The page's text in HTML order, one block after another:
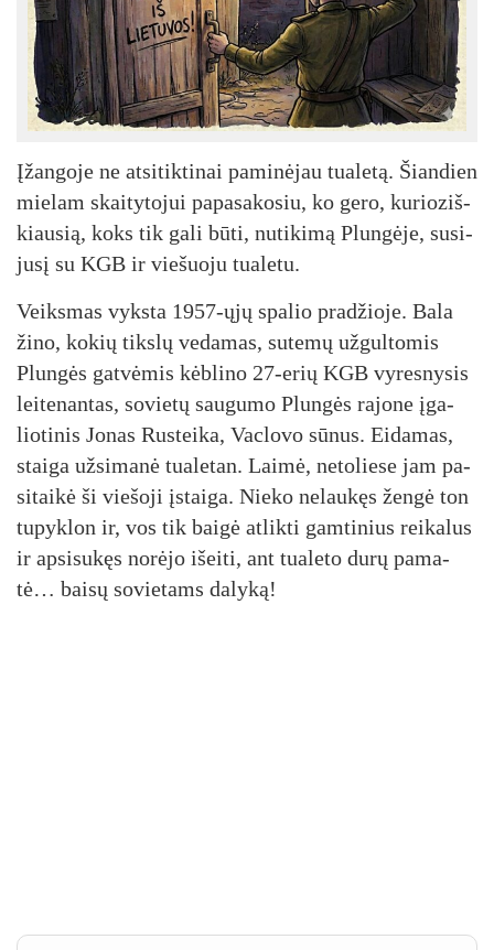
Įžan­go­je ne at­si­tik­ti­nai pa­mi­nė­jau tua­le­tą. Šian­dien
mie­lam skai­ty­to­jui pa­pa­sa­ko­siu, ko ge­ro, ku­rio­ziš­
kiau­sią, koks tik ga­li bū­ti, nu­ti­ki­mą Plun­gė­je, su­si­
ju­sį su KGB ir vie­šuo­ju tua­le­tu.
Veiks­mas vyks­ta 1957-ųjų spa­lio pra­džio­je. Ba­la
ži­no, ko­kių tiks­lų ve­da­mas, su­te­mų už­gul­to­mis
Plun­gės gat­vė­mis kėb­li­no 27-erių KGB vy­res­ny­sis
lei­te­nan­tas, so­vie­tų sau­gu­mo Plun­gės ra­jo­ne įga­
lio­ti­nis Jo­nas Rus­tei­ka, Vac­lo­vo sū­nus. Ei­da­mas,
stai­ga už­si­ma­nė tua­le­tan. Lai­mė, ne­to­lie­se jam pa­
si­tai­kė ši vie­šo­ji įstai­ga. Nie­ko ne­lau­kęs žen­gė ton
tu­pyk­lon ir, vos tik bai­gė at­lik­ti gam­ti­nius rei­ka­lus
ir ap­si­su­kęs no­rė­jo išei­ti, ant tua­le­to du­rų pa­ma­
tė… bai­sų so­vie­tams da­ly­ką!